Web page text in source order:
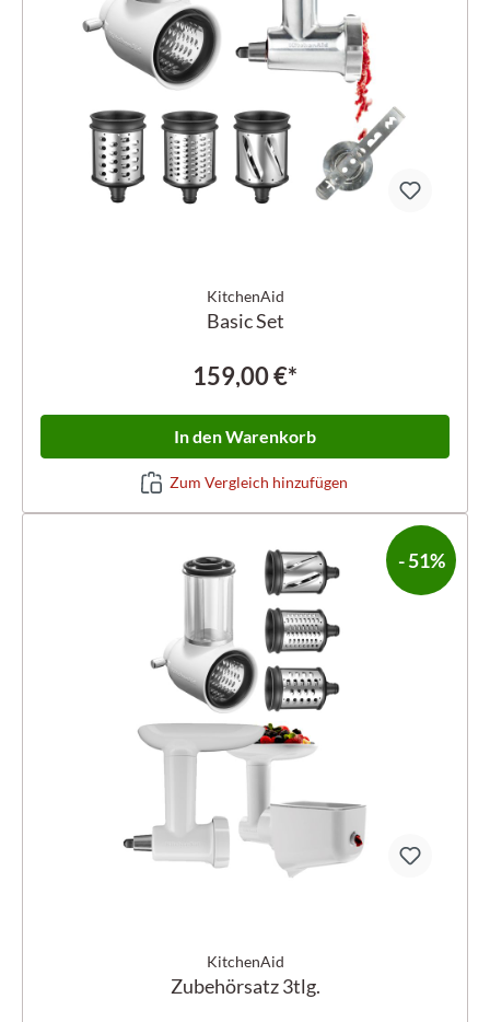
KitchenAid
Basic Set
159,00 €*
In den Warenkorb
Zum Vergleich hinzufügen
- 51%
KitchenAid
Zubehörsatz 3tlg.